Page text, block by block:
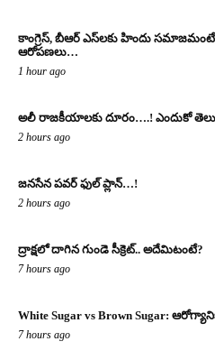
కాంగ్రెస్‌, బీఆర్ ఎస్‌ల‌కు హిందు
ఆరోప‌ణ‌లు…
1 hour ago
అలీ రాజ‌కీయాల‌కు దూరం….! ఎందుకో
2 hours ago
జనసేన పవర్ ఫుల్ ప్లాన్…!
2 hours ago
ద్రాక్షలో దాగిన గుండె సీక్రెట్.. అదేమిటంటే?
7 hours ago
White Sugar vs Brown Sugar:
7 hours ago